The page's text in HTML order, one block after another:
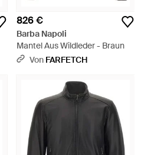
826 €
Barba Napoli
Mantel Aus Wildleder - Braun
Von FARFETCH